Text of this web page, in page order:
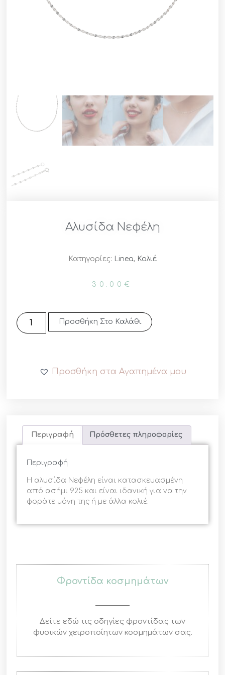
Αλυσίδα Νεφέλη
Κατηγορίες: Linea, Κολιέ
30.00€
Προσθήκη Στο Καλάθι
Προσθήκη στα Αγαπημένα μου
Περιγραφή Πρόσθετες πληροφορίες
Περιγραφή
Η αλυσίδα Νεφέλη είναι κατασκευασμένη
από ασήμι 925 και είναι ιδανική για να την
φοράτε μόνη της ή με άλλα κολιέ.
Φροντίδα κοσμημάτων
Δείτε εδώ τις οδηγίες φροντίδας των
φυσικών χειροποίητων κοσμημάτων σας.